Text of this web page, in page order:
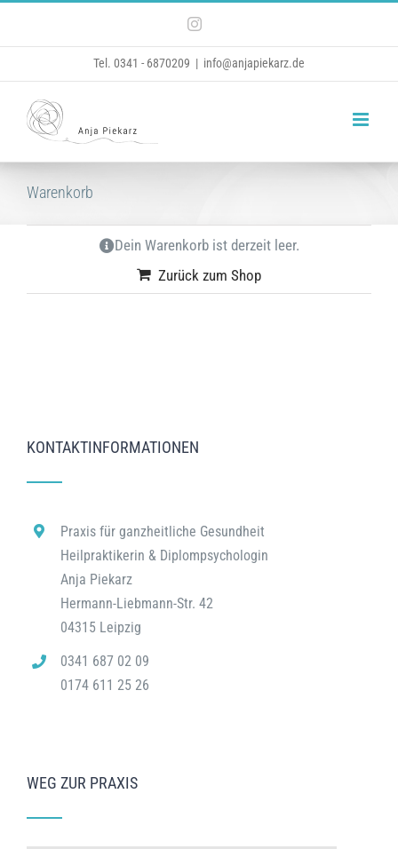
Inhalt
springen
Instagram
Tel. 0341 - 6870209 | info@anjapiekarz.de
Warenkorb
Dein Warenkorb ist derzeit leer.
Zurück zum Shop
KONTAKTINFORMATIONEN
Praxis für ganzheitliche Gesundheit
Heilpraktikerin & Diplompsychologin
Anja Piekarz
Hermann-Liebmann-Str. 42
04315 Leipzig
0341 687 02 09
0174 611 25 26
WEG ZUR PRAXIS